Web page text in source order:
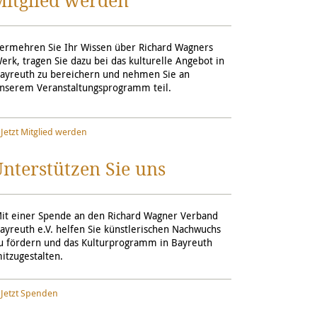
Sie Ihr Wissen über Richard Wagners
tragen Sie dazu bei das kulturelle Angebot in
zu bereichern und nehmen Sie an
Veranstaltungsprogramm teil.
Jetzt Mitglied werden
Sie uns
einer Spende an den Richard Wagner Verband
e.V. helfen Sie künstlerischen Nachwuchs
fördern und das Kulturprogramm in Bayreuth
Jetzt Spenden